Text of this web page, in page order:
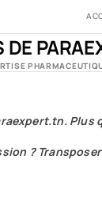
DE
. Plus
?